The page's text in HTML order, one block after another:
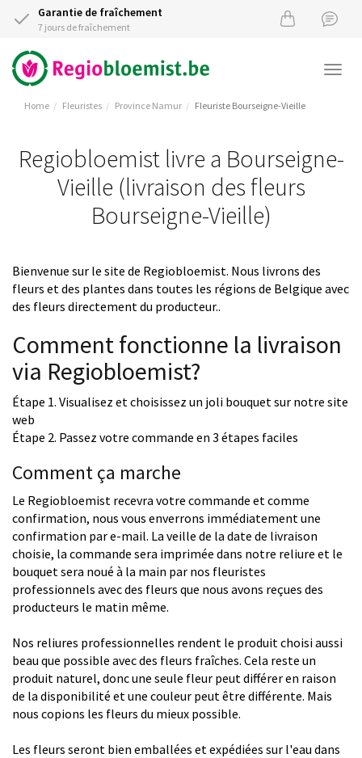
Garantie de fraîchement
7 jours de fraîchement
Home Fleuristes Province Namur Fleuriste Bourseigne-Vieille
Regiobloemist livre a Bourseigne-
Vieille (livraison des fleurs
Bourseigne-Vieille)
Bienvenue sur le site de Regiobloemist. Nous livrons des
fleurs et des plantes dans toutes les régions de Belgique avec
des fleurs directement du producteur..
Comment fonctionne la livraison
via Regiobloemist?
Étape 1. Visualisez et choisissez un joli bouquet sur notre site
web
Étape 2. Passez votre commande en 3 étapes faciles
Comment ça marche
Le Regiobloemist recevra votre commande et comme
confirmation, nous vous enverrons immédiatement une
confirmation par e-mail. La veille de la date de livraison
choisie, la commande sera imprimée dans notre reliure et le
bouquet sera noué à la main par nos fleuristes
professionnels avec des fleurs que nous avons reçues des
producteurs le matin même.
Nos reliures professionnelles rendent le produit choisi aussi
beau que possible avec des fleurs fraîches. Cela reste un
produit naturel, donc une seule fleur peut différer en raison
de la disponibilité et une couleur peut être différente. Mais
nous copions les fleurs du mieux possible.
Les fleurs seront bien emballées et expédiées sur l'eau dans